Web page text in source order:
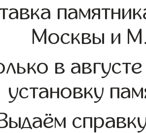
Москвы и
в
установку